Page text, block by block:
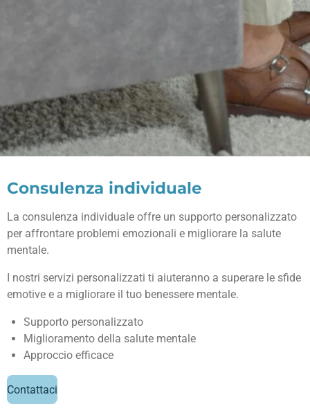
Consulenza individuale
La consulenza individuale offre un supporto personalizzato
per affrontare problemi emozionali e migliorare la salute
mentale.
I nostri servizi personalizzati ti aiuteranno a superare le sfide
emotive e a migliorare il tuo benessere mentale.
Supporto personalizzato
Miglioramento della salute mentale
Approccio efficace
Contattaci